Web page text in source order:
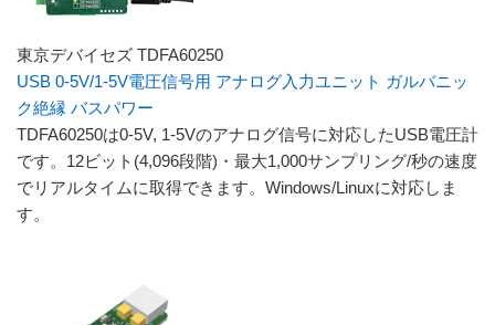
東京デバイセズ TDFA60250
USB 0-5V/1-5V電圧信号用 アナログ入力ユニット ガルバニッ
ク絶縁 バスパワー
TDFA60250は0-5V, 1-5Vのアナログ信号に対応したUSB電圧計
です。12ビット(4,096段階)・最大1,000サンプリング/秒の速度
でリアルタイムに取得できます。Windows/Linuxに対応しま
す。